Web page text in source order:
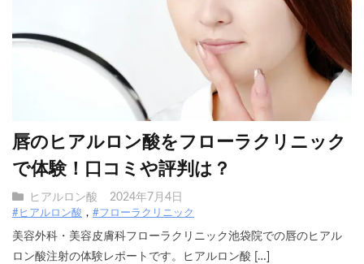
唇のヒアルロン酸をフローラクリニック
で体験！口コミや評判は？
ヒアルロン酸 2024年7月4日
#ヒアルロン酸 #フローラクリニック
美容外科・美容皮膚科フローラクリニック池袋院での唇のヒアル
ロン酸注射の体験レポートです。ヒアルロン酸 […]